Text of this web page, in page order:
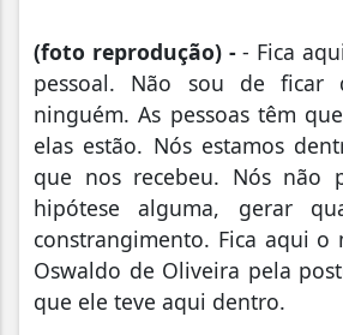
(foto reprodução) -- Fica
pessoal. Não sou de ficar
ninguém. As pessoas têm
elas estão. Nós estamos
que nos recebeu. Nós não
hipótese alguma, gerar
constrangimento. Fica aqui o
Oswaldo de Oliveira pela
que ele teve aqui dentro.